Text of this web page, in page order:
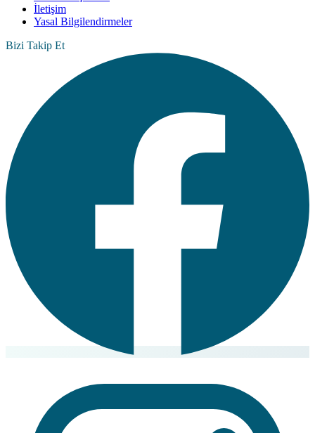
İletişim
Yasal Bilgilendirmeler
Bizi Takip Et